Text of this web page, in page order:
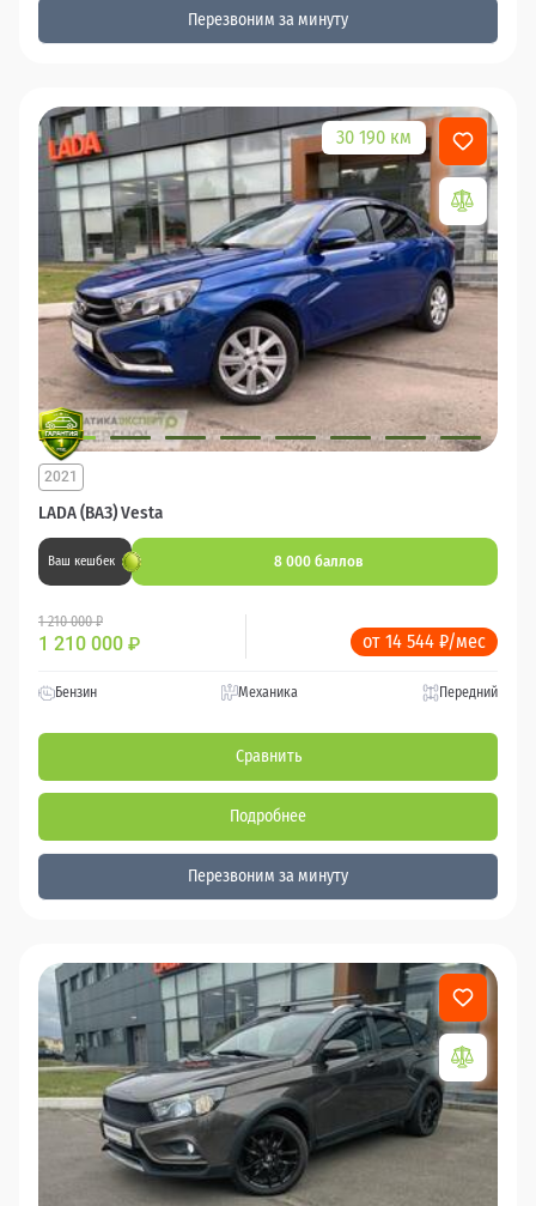
Перезвоним за минуту
30 190 км
LADA (ВАЗ) Vesta
2021
Ваш кешбек 8 000 баллов
1 210 000 ₽
1 210 000 ₽ от 14 544 ₽/мес
Бензин Механика Передний
Сравнить
Подробнее
Перезвоним за минуту